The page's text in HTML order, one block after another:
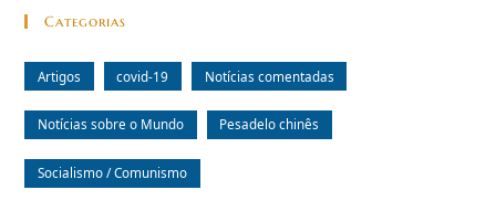
Categorias
Artigos covid-19 Notícias comentadas
Notícias sobre o Mundo Pesadelo chinês
Socialismo / Comunismo